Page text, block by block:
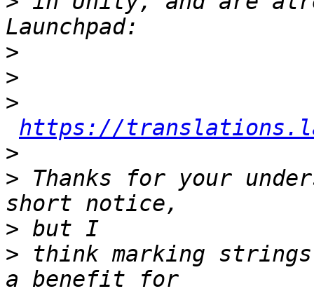
>
>
>
https://
>
> Thanks for your
>
> think marking